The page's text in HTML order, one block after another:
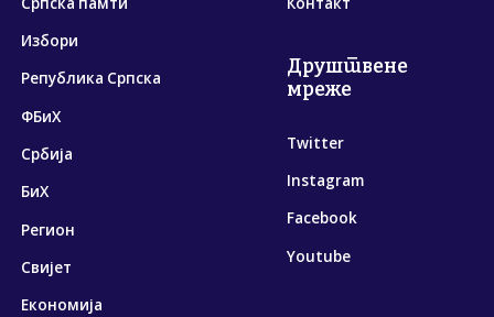
Избори
Република Српска
ФБиХ
Србија
БиХ
Регион
Свијет
Економија
Друштвене
мреже
Twitter
Instagram
Facebook
Youtube